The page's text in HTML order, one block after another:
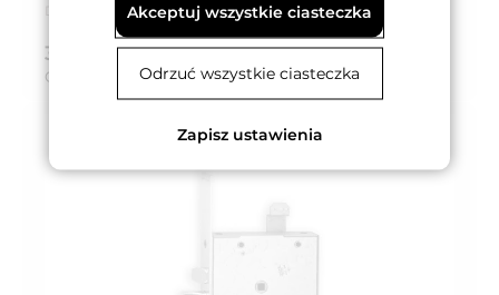
Dostępność:
Dostępny
381,28 zł
Cena za:
Akceptuj wszystkie ciasteczka
Odrzuć wszystkie ciasteczka
Zapisz ustawienia